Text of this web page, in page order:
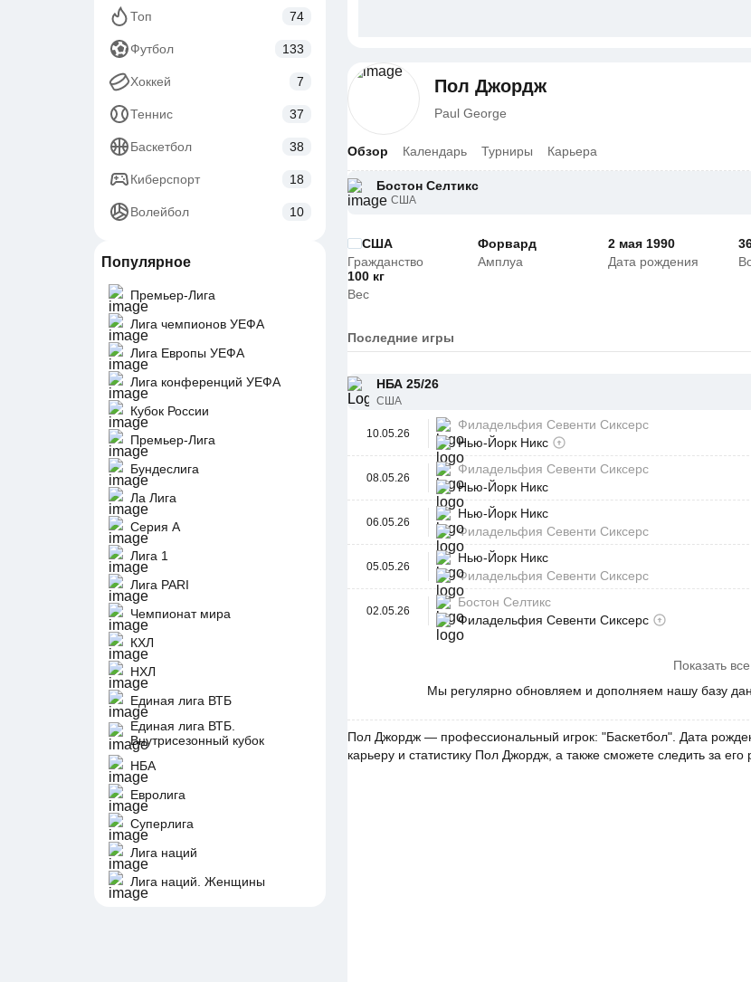
Топ 74
Футбол 133
Хоккей 7
Теннис 37
Баскетбол 38
Киберспорт 18
Волейбол 10
Популярное
Премьер-Лига
Лига чемпионов УЕФА
Лига Европы УЕФА
Лига конференций УЕФА
Кубок России
Премьер-Лига
Бундеслига
Ла Лига
Серия А
Лига 1
Лига PARI
Чемпионат мира
КХЛ
НХЛ
Единая лига ВТБ
Единая лига ВТБ.
Внутрисезонный кубок
НБА
Евролига
Суперлига
Лига наций
Лига наций. Женщины
Пол Джордж
Paul George
Обзор Календарь Турниры Карьера
Бостон Селтикс
США
США
Гражданство
Форвард
Амплуа
2 мая 1990
Дата рождения
100 кг
Вес
Последние игры
НБА 25/26
США
10.05.26
Филадельфия Севенти Сиксерс
Нью-Йорк Никс
08.05.26
Филадельфия Севенти Сиксерс
Нью-Йорк Никс
06.05.26
Нью-Йорк Никс
Филадельфия Севенти Сиксерс
05.05.26
Нью-Йорк Никс
Филадельфия Севенти Сиксерс
02.05.26
Бостон Селтикс
Филадельфия Севенти Сиксерс
Показать
Мы регулярно обновляем и дополняем нашу базу
Пол Джордж — профессиональный игрок: "Баскетбол". Дата
карьеру и статистику Пол Джордж, а также сможете следить за его